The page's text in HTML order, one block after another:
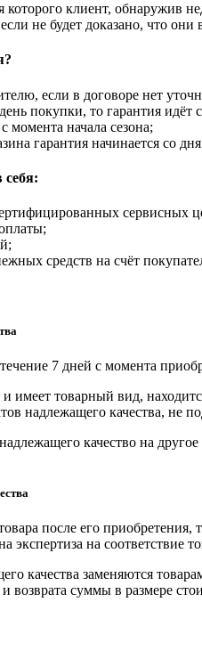
клиент, обнаружив
не будет доказано, что
если в договоре нет
покупки, то гарантия идёт
момента начала сезона;
гарантия начинается со
себя:
сервисных
средств на счёт
7 дней с момента
имеет товарный вид,
надлежащего качества, не
качество на
после его
экспертиза на
качества заменяются
возврата суммы в размере